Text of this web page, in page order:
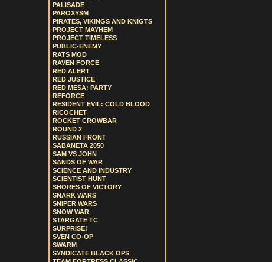
PALISADE
PAROXYSM
PIRATES, VIKINGS AND KNIGTS
PROJECT MAYHEM
PROJECT TIMELESS
PUBLIC-ENEMY
RATS MOD
RAVEN FORCE
RED ALERT
RED JUSTICE
RED MESA: PARTY
REFORCE
RESIDENT EVIL: COLD BLOOD
RICOCHET
ROCKET CROWBAR
ROUND 2
RUSSIAN FRONT
SABANETA 2050
SAM VS JOHN
SANDS OF WAR
SCIENCE AND INDUSTRY
SCIENTIST HUNT
SHORES OF VICTORY
SNARK WARS
SNIPER WARS
SNOW WAR
STARGATE TC
SURPRISE!
SVEN CO-OP
SWARM
SYNDICATE BLACK OPS